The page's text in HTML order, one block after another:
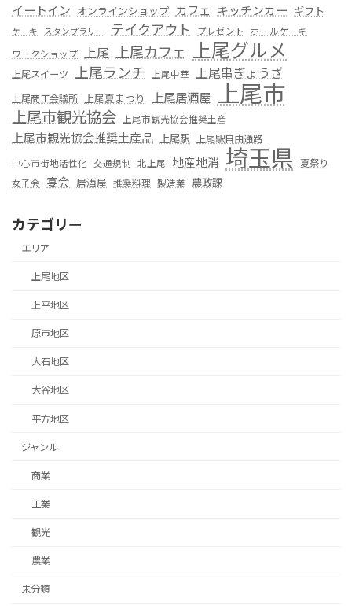
イートイン オンラインショップ カフェ キッチンカー ギフト
ケーキ スタンプラリー テイクアウト プレゼント
ホールケーキ
ワークショップ 上尾 上尾カフェ 上尾グルメ
上尾スイーツ 上尾ランチ 上尾中華 上尾串ぎょうざ
上尾商工会議所 上尾夏まつり 上尾居酒屋 上尾市
上尾市観光協会 上尾市観光協会推奨土産
上尾市観光協会推奨土産品 上尾駅 上尾駅自由通路
中心市街地活性化 交通規制 北上尾 地産地消 埼玉県 夏祭り
女子会 宴会 居酒屋 推奨料理 製造業 農政課
カテゴリー
エリア
上尾地区
上平地区
原市地区
大石地区
大谷地区
平方地区
ジャンル
商業
工業
観光
農業
未分類